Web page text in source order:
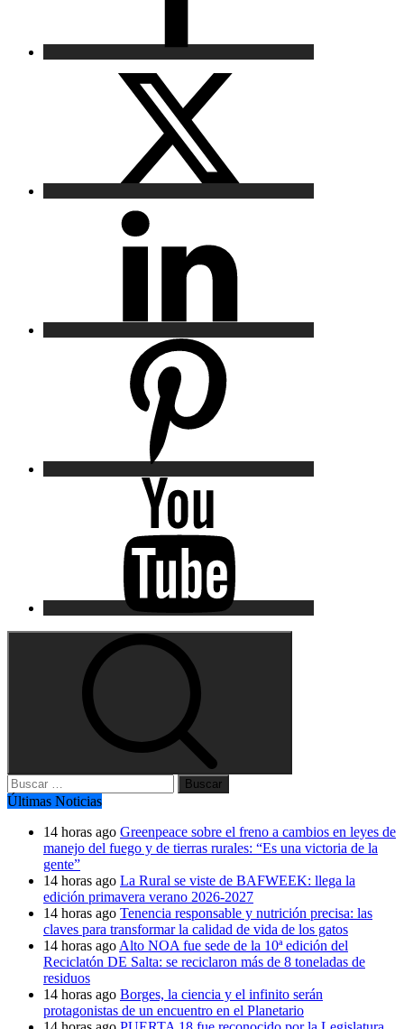
Buscar:
Últimas Noticias
14 horas ago Greenpeace sobre el freno a cambios en leyes de
manejo del fuego y de tierras rurales: “Es una victoria de la
gente”
14 horas ago La Rural se viste de BAFWEEK: llega la
edición primavera verano 2026-2027
14 horas ago Tenencia responsable y nutrición precisa: las
claves para transformar la calidad de vida de los gatos
14 horas ago Alto NOA fue sede de la 10ª edición del
Reciclatón DE Salta: se reciclaron más de 8 toneladas de
residuos
14 horas ago Borges, la ciencia y el infinito serán
protagonistas de un encuentro en el Planetario